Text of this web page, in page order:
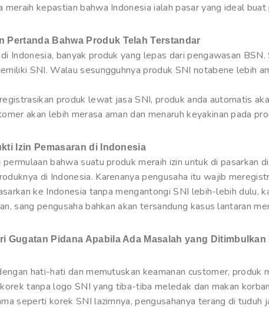
meraih kepastian bahwa Indonesia ialah pasar yang ideal buat
Pertanda Bahwa Produk Telah Terstandar
Indonesia, banyak produk yang lepas dari pengawasan
SNI. Walau sesungguhnya produk SNI notabene lebih
produk lewat jasa SNI, produk anda automatis
akan lebih merasa aman dan menaruh keyakinan pada
Izin Pemasaran di Indonesia
bahwa suatu produk meraih izin untuk di pasarkan
di Indonesia. Karenanya pengusaha itu wajib
ke Indonesia tanpa mengantongi SNI lebih-lebih dulu,
sang pengusaha bahkan akan tersandung kasus lantaran
Gugatan Pidana Apabila Ada Masalah yang
hati-hati dan memutuskan keamanan customer, produk
tanpa logo SNI yang tiba-tiba meledak dan makan
seperti korek SNI lazimnya, pengusahanya terang di tuduh